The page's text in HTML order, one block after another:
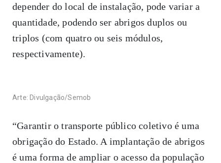
depender do local de instalação, pode variar a
quantidade, podendo ser abrigos duplos ou
triplos (com quatro ou seis módulos,
respectivamente).
Arte: Divulgação/Semob
“Garantir o transporte público coletivo é uma
obrigação do Estado. A implantação de abrigos
é uma forma de ampliar o acesso da população